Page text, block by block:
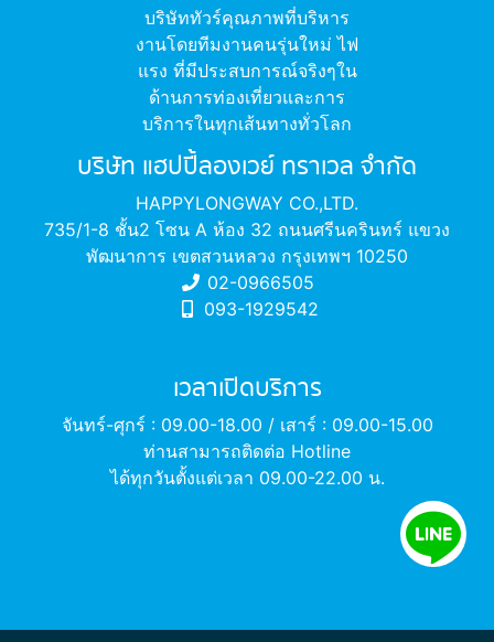
บริษัททัวร์คุณภาพที่บริหาร
งานโดยทีมงานคนรุ่นใหม่ ไฟ
แรง ที่มีประสบการณ์จริงๆใน
ด้านการท่องเที่ยวและการ
บริการในทุกเส้นทางทั่วโลก
บริษัท แฮปปี้ลองเวย์ ทราเวล จำกัด
HAPPYLONGWAY CO.,LTD.
735/1-8 ชั้น2 โซน A ห้อง 32 ถนนศรีนครินทร์ แขวง
พัฒนาการ เขตสวนหลวง กรุงเทพฯ 10250
02-0966505
093-1929542
เวลาเปิดบริการ
จันทร์-ศุกร์ : 09.00-18.00 / เสาร์ : 09.00-15.00
ท่านสามารถติดต่อ Hotline
ได้ทุกวันตั้งแต่เวลา 09.00-22.00 น.